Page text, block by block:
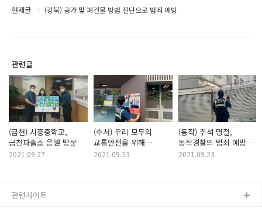
현재글 (강북) 공가 및 폐건물 방범 진단으로 범죄 예방
관련글
(금천) 시흥중학교,
금천파출소 응원 방문
2021.09.27
(수서) 우리 모두의
교통안전을 위해
여러분의 참여를
2021.09.23
(동작) 추석 명절,
동작경찰의 범죄 예방
활동
2021.09.23
관련사이트